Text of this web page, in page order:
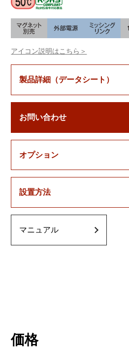
アイコン説明はこちら＞
製品詳細（データシート）
お問い合わせ
オプション
設置方法
マニュアル
価格